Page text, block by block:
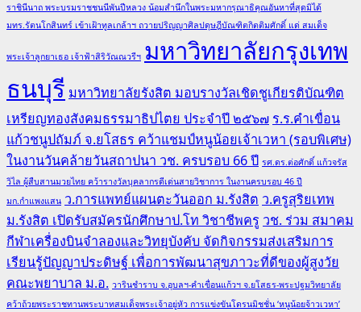
ราชินีนาถ พระบรมราชชนนีพันปีหลวง น้อมสำนึกในพระมหากรุณาธิคุณอันหาที่สุดมิได้
มทร.รัตนโกสินทร์ เข้าเฝ้าทูลเกล้าฯ ถวายปริญญาศิลปดุษฎีบัณฑิตกิตติมศักดิ์ แด่ สมเด็จ
พระเจ้าลูกยาเธอ เจ้าฟ้าสิริวัณณวรีฯ มหาวิทยาลัยกรุงเทพ
ธนบุรี มหาวิทยาลัยรังสิต มอบรางวัลเชิดชูเกียรติบัณฑิต
เหรียญทองสังคมธรรมาธิปไตย ประจำปี ๒๕๖๗ ร.ร.คำเขื่อน
แก้วชนูปถัมภ์ จ.ยโสธร คว้าแชมป์หนูน้อยเจ้าเวหา (รอบพิเศษ)
ในงานวันคล้ายวันสถาปนา วช. ครบรอบ 66 ปี รศ.ดร.ต่อศักดิ์ แก้วจรัส
วิไล ผู้สืบสานมวยไทย คว้ารางวัลบุคลากรดีเด่นสายวิชาการ ในงานครบรอบ 46 ปี
มก.กำแพงแสน ว.การแพทย์แผนตะวันออก ม.รังสิต ว.ครูสุริยเทพ
ม.รังสิต เปิดรับสมัครนักศึกษาป.โท วิชาชีพครู วช. ร่วม สมาคม
กีฬาเครื่องบินจำลองและวิทยุบังคับ จัดกิจกรรมส่งเสริมการ
เรียนรู้ปัญญาประดิษฐ์ เพื่อการพัฒนาสุขภาวะที่ดีของผู้สูงวัย
คณะพยาบาล ม.อ. วารินชำราบ จ.อุบลฯ-คำเขื่อนแก้วฯ จ.ยโสธร-พระปฐมวิทยาลัย
คว้าถ้วยพระราชทานพระบาทสมเด็จพระเจ้าอยู่หัว การแข่งขันโดรนมิชชั่น ‘หนูน้อยจ้าวเวหา’